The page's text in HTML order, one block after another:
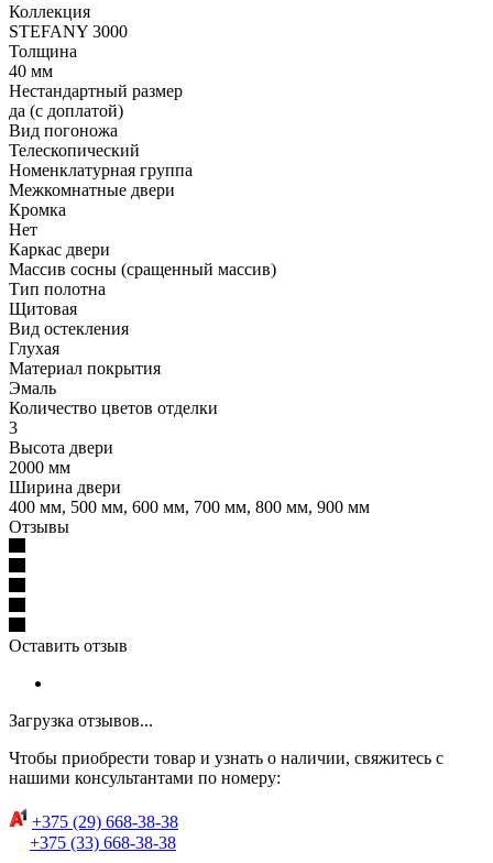
Коллекция
STEFANY 3000
Толщина
40 мм
Нестандартный размер
да (с доплатой)
Вид погоножа
Телескопический
Номенклатурная группа
Межкомнатные двери
Кромка
Нет
Каркас двери
Массив сосны (сращенный массив)
Тип полотна
Щитовая
Вид остекления
Глухая
Материал покрытия
Эмаль
Количество цветов отделки
3
Высота двери
2000 мм
Ширина двери
400 мм, 500 мм, 600 мм, 700 мм, 800 мм, 900 мм
Отзывы
Оставить отзыв
Загрузка отзывов...
Чтобы приобрести товар и узнать о наличии, свяжитесь с
нашими консультантами по номеру:
+375 (29) 668-38-38
+375 (33) 668-38-38